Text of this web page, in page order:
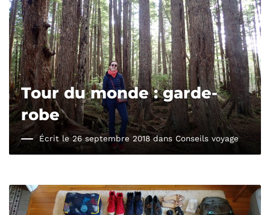
Tour du monde : garde-
robe
Écrit le 26 septembre 2018 dans Conseils voyage